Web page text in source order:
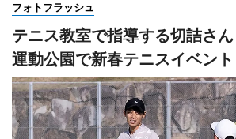
フォトフラッシュ
テニス教室で指導する切詰さ
運動公園で新春テニスイベント